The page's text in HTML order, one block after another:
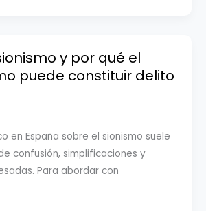
y por qué el
puede constituir delito
en España sobre el sionismo suele
confusión, simplificaciones y
Para abordar con